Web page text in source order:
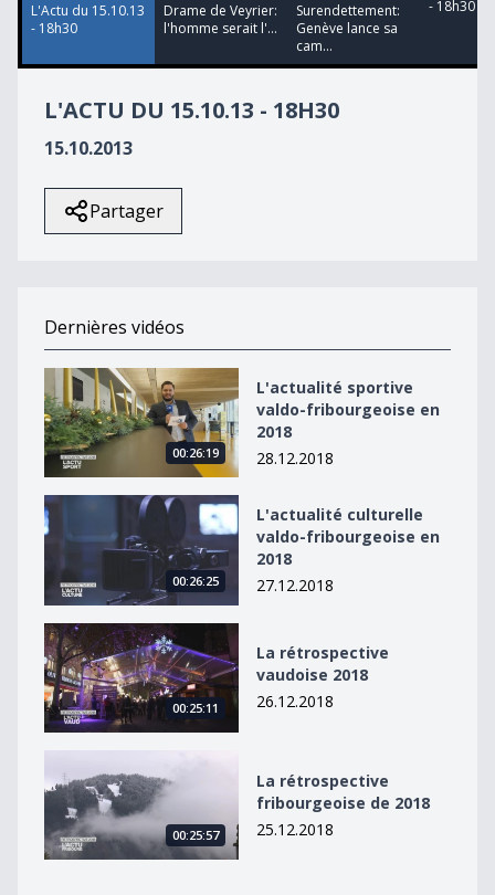
L'Actu du 15.10.13
- 18h30
Drame de Veyrier:
l'homme serait l'...
Surendettement:
Genève lance sa
cam...
- 18h30
L'ACTU DU 15.10.13 - 18H30
15.10.2013
Partager
Dernières vidéos
L&#039;actualité sportive valdo-fribourgeoise en 2018
00:26:19
L'actualité sportive
valdo-fribourgeoise en
2018
28.12.2018
L&#039;actualité culturelle valdo-fribourgeoise en
00:26:25
L'actualité culturelle
valdo-fribourgeoise en
2018
27.12.2018
La rétrospective vaudoise 2018
00:25:11
La rétrospective
vaudoise 2018
26.12.2018
00:25:57
La rétrospective
fribourgeoise de 2018
25.12.2018